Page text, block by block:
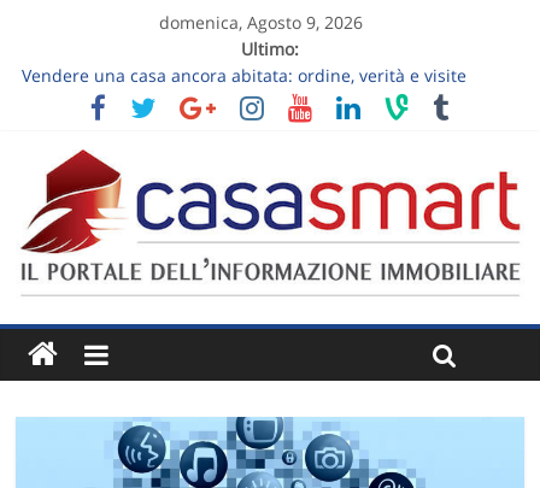
domenica, Agosto 9, 2026
Ultimo:
Vendere una casa ancora abitata: ordine, verità e visite
sostenibili
Come lavora l’ecosistema Marco Valmori su una vendita
residenziale
Vendere un appartamento al piano terra: luce, privacy e
giardino senza slogan
Vendere una casa ereditata: decisioni da prendere prima
dell’annuncio
Follow-up dopo la visita immobiliare: trasformare “ci